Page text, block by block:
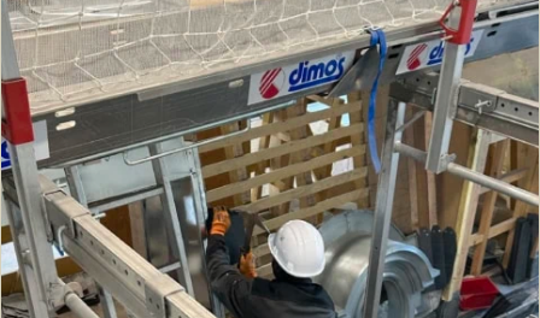
l’esprit d’entreprise encourage les prises
d’initiatives et le travail collectif, indispensables
pour réussir dans les métiers du bâtiment.
Un tremplin vers l’emploi et l’épanouissement
personnel
À la fin de leur formation, la majorité des apprentis
trouvent un emploi dans leur spécialité ou
poursuivent leurs études. Les diplômes proposés
répondent aux besoins du marché et ouvrent de
nombreuses perspectives dans un secteur en
tension.